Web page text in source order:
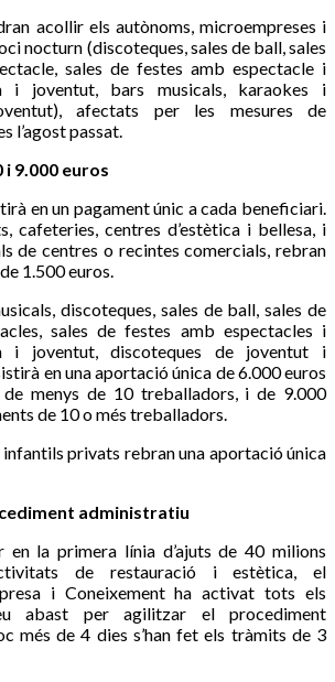
acollir els autònoms, microempreses i
nocturn (discoteques, sales de ball, sales
sales de festes amb espectacle i
i joventut, bars musicals, karaokes i
afectats per les mesures de
l’agost passat.
i 9.000 euros
en un pagament únic a cada beneficiari.
cafeteries, centres d’estètica i bellesa, i
de centres o recintes comercials, rebran
1.500 euros.
discoteques, sales de ball, sales de
sales de festes amb espectacles i
i joventut, discoteques de joventut i
en una aportació única de 6.000 euros
menys de 10 treballadors, i de 9.000
de 10 o més treballadors.
infantils privats rebran una aportació única
administratiu
la primera línia d’ajuts de 40 milions
de restauració i estètica, el
i Coneixement ha activat tots els
abast per agilitzar el procediment
més de 4 dies s’han fet els tràmits de 3